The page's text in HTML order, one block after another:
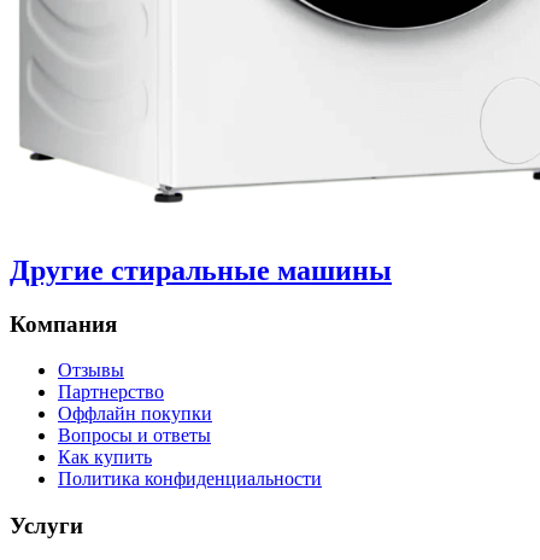
Другие стиральные машины
Компания
Отзывы
Партнерство
Оффлайн покупки
Вопросы и ответы
Как купить
Политика конфиденциальности
Услуги